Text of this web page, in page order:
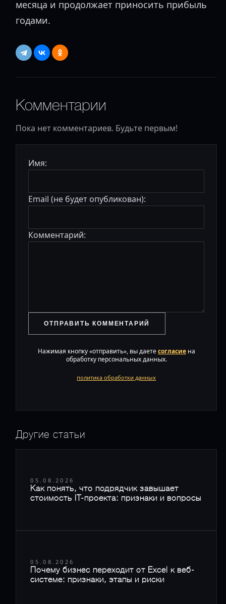
месяца и продолжает приносить прибыль
годами.
Комментарии
Пока нет комментариев. Будьте первым!
Имя:
Email (не будет опубликован):
Комментарий:
ОТПРАВИТЬ КОММЕНТАРИЙ
Нажимая кнопку «отправить», вы даетесогласиена
обработку персональных данных.
политика обработки данных
Другие статьи
05.08.2026
Как понять, что подрядчик завышает
стоимость IT-проекта: признаки и вопросы
05.08.2026
Почему бизнес переходит от Excel к веб-
системе: признаки, этапы и риски